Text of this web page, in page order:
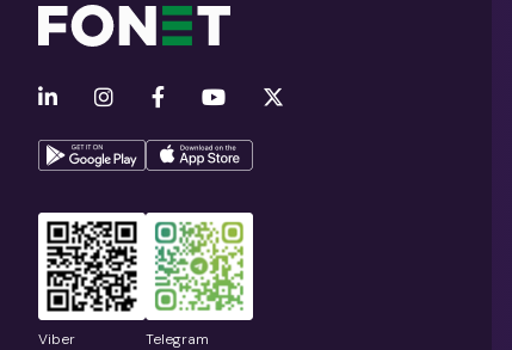
Viber Telegram